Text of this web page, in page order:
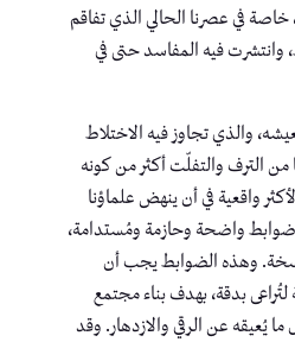
خاصة في عصرنا الحالي الذي تفاقم
وانتشرت فيه المفاسد حتى في
والذي تجاوز فيه الاختلاط
الترف والتفلّت أكثر من كونه
واقعية في أن ينهض علماؤنا
واضحة وحازمة ومُستدامة،
وهذه الضوابط يجب أن
لتُراعى بدقة، بهدف بناء مجتمع
يُعيقه عن الرقي والازدهار. وقد